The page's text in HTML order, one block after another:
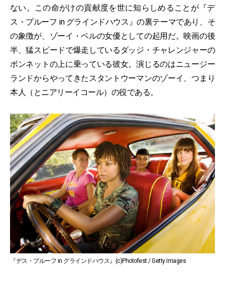
ない。この命がけの貢献度を世に知らしめることが『デ
ス・プルーフ in グラインドハウス』の裏テーマであり、そ
の象徴が、ゾーイ・ベルの女優としての起用だ。映画の後
半、猛スピードで爆走しているダッジ・チャレンジャーの
ボンネットの上に乗っている彼女。演じるのはニュージー
ランドからやってきたスタントウーマンのゾーイ、つまり
本人（とニアリーイコール）の役である。
『デス・プルーフ in グラインドハウス』(c)Photofest / Getty Images